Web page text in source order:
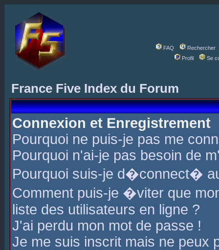
FAQ
Rechercher
Profil
Se
France Five Index du Forum
Connexion et Enregistrement
Pourquoi ne puis-je pas me
Pourquoi n'ai-je pas besoin de
Pourquoi suis-je d�connect�
Comment puis-je �viter que
liste des utilisateurs en ligne ?
J'ai perdu mon mot de passe !
Je me suis inscrit mais ne peux